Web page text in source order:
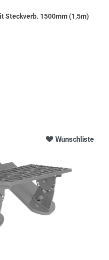
Steckverb. 1500mm (1,5m)
Wunschliste